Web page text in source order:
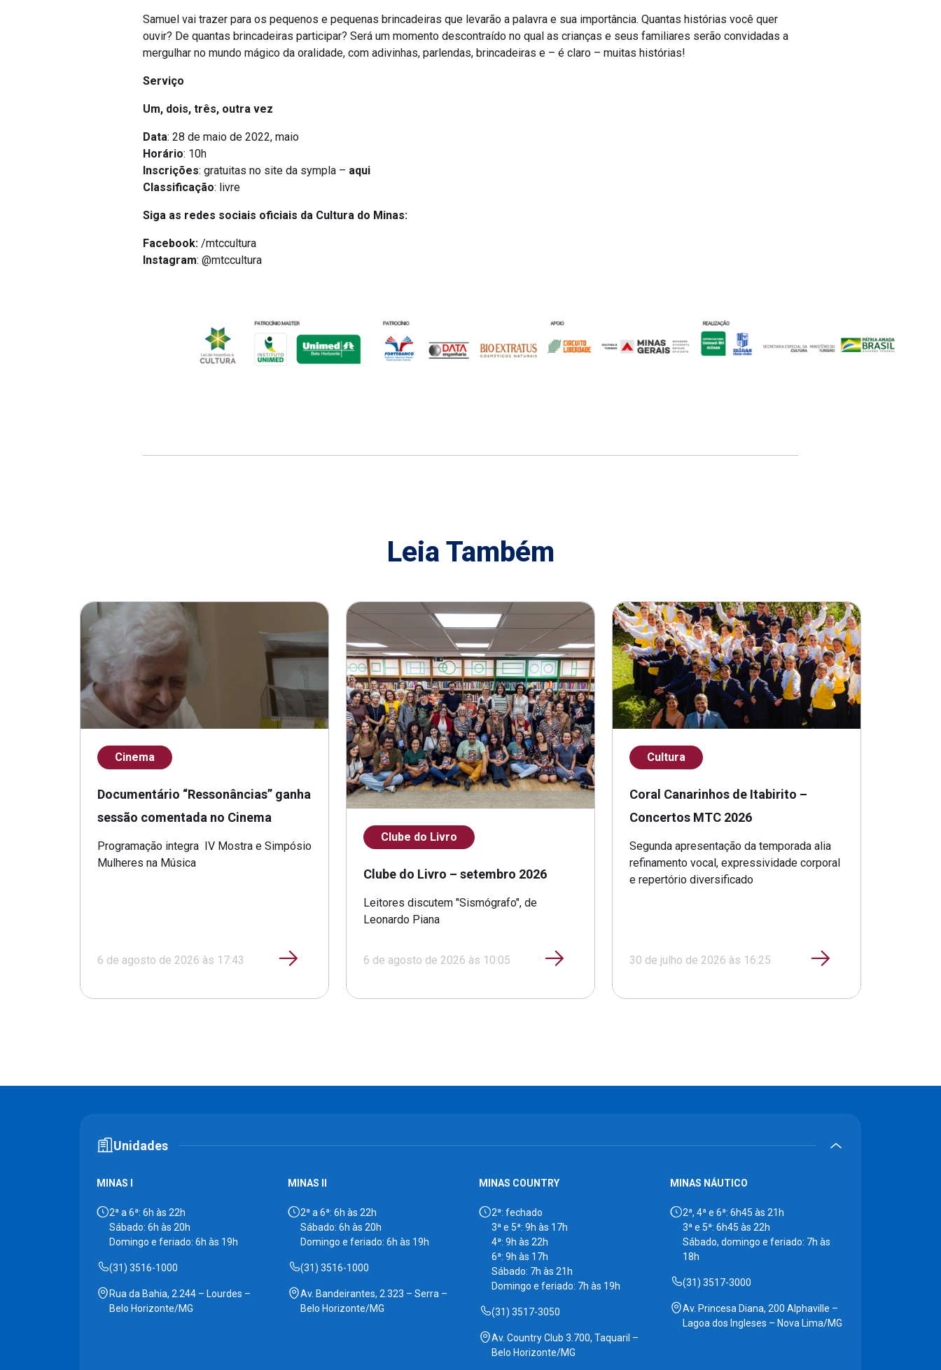
Samuel vai trazer para os pequenos e pequenas brincadeiras que levarão a palavra e sua importância. Quantas histórias você quer
ouvir? De quantas brincadeiras participar? Será um momento descontraído no qual as crianças e seus familiares serão convidadas a
mergulhar no mundo mágico da oralidade, com adivinhas, parlendas, brincadeiras e – é claro – muitas histórias!
Serviço
Um, dois, três, outra vez
Data: 28 de maio de 2022, maio
Horário: 10h
Inscrições: gratuitas no site da sympla – aqui
Classificação: livre
Siga as redes sociais oficiais da Cultura do Minas:
Facebook: /mtccultura
Instagram: @mtccultura
Leia Também
Cinema
Documentário “Ressonâncias” ganha
sessão comentada no Cinema
Programação integra IV Mostra e Simpósio
Mulheres na Música
6 de agosto de 2026 às 17:43
Clube do Livro
Clube do Livro – setembro 2026
Leitores discutem "Sismógrafo", de
Leonardo Piana
6 de agosto de 2026 às 10:05
Cultura
Coral Canarinhos de Itabirito –
Concertos MTC 2026
Segunda apresentação da temporada alia
refinamento vocal, expressividade corporal
e repertório diversificado
30 de julho de 2026 às 16:25
Unidades
MINAS I
2ª a 6ª: 6h às 22h
Sábado: 6h às 20h
Domingo e feriado: 6h às 19h
(31) 3516-1000
Rua da Bahia, 2.244 – Lourdes –
Belo Horizonte/MG
MINAS II
2ª a 6ª: 6h às 22h
Sábado: 6h às 20h
Domingo e feriado: 6h às 19h
(31) 3516-1000
Av. Bandeirantes, 2.323 – Serra –
Belo Horizonte/MG
MINAS COUNTRY
2ª: fechado
3ª e 5ª: 9h às 17h
4ª: 9h às 22h
6ª: 9h às 17h
Sábado: 7h às 21h
Domingo e feriado: 7h às 19h
(31) 3517-3050
Av. Country Club 3.700, Taquaril –
Belo Horizonte/MG
MINAS NÁUTICO
2ª, 4ª e 6ª: 6h45 às 21h
3ª e 5ª: 6h45 às 22h
Sábado, domingo e feriado: 7h às
18h
(31) 3517-3000
Av. Princesa Diana, 200 Alphaville –
Lagoa dos Ingleses – Nova Lima/MG